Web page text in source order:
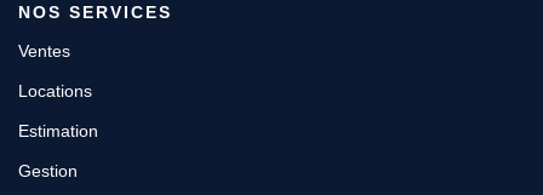
NOS SERVICES
Ventes
Locations
Estimation
Gestion